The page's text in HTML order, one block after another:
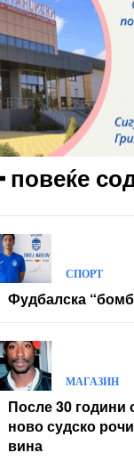
повеќе
СПОРТ
Фудбалска
МАГАЗИН
После 30 години
ново судско
вина